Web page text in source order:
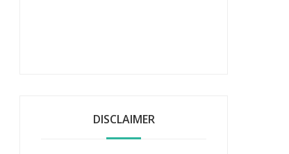
DISCLAIMER